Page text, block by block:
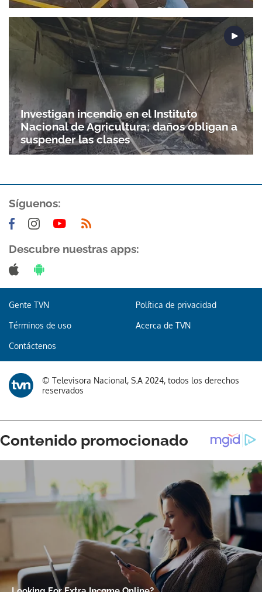
Gracias por suscribirte a nuestro boletín.
Investigan incendio en el Instituto
Nacional de Agricultura; daños obligan a
suspender las clases
Síguenos:
Descubre nuestras apps:
Gente TVN Política de privacidad
Términos de uso Acerca de TVN
Contáctenos
© Televisora Nacional, S.A 2024, todos los derechos
reservados